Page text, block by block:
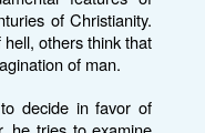
of Christianity.
others think that
of man.
decide in favor of